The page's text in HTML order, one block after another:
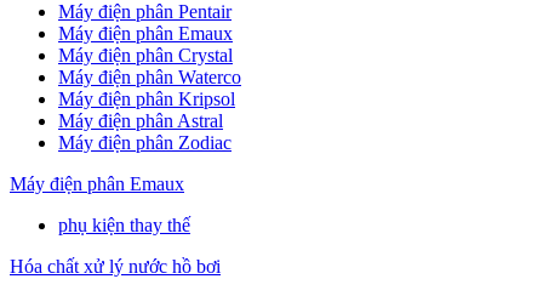
Máy điện phân Pentair
Máy điện phân Emaux
Máy điện phân Crystal
Máy điện phân Waterco
Máy điện phân Kripsol
Máy điện phân Astral
Máy điện phân Zodiac
Máy điện phân Emaux
phụ kiện thay thế
Hóa chất xử lý nước hồ bơi